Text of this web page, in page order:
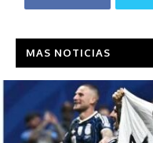
MAS NOTICIAS